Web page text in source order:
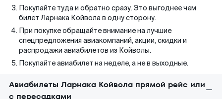
Покупайте туда и обратно сразу. Это выгоднее чем
билет Ларнака Койвола в одну сторону.
При покупке обращайте внимание на лучшие
спецпредложения авиакомпаний, акции, скидки и
распродажи авиабилетов из Койволы.
Покупайте авиабилет на неделе, а не в выходные.
Авиабилеты Ларнака Койвола прямой рейс или
с пересадками